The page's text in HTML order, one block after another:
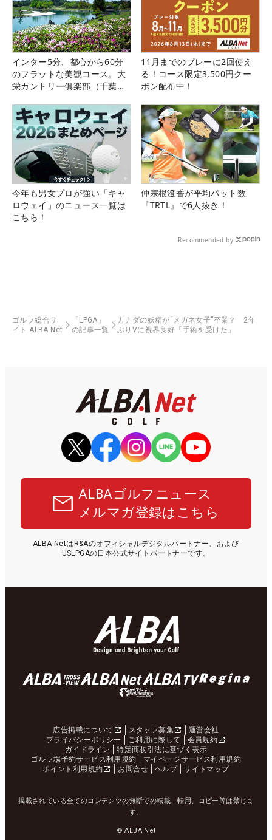
インター5分、都心から60分
のフラットな美観コース。大
栄カントリー俱楽部（千葉
11月までのプレーに2回使え
る！コース限定3,500円クー
ポン配布中！
今年も男女プロが強い「キャ
ロウェイ」のニュース一覧は
こちら！
仲宗根澄香が平均パット数
『TRTL』で6人抜き！
Recommended by
ゴルフ総合サ
イト ALBA Net
「LPGA」
の記事一覧
カナダの妖精が“メガネ女子”卒業？ 2年
ぶりVに視界良好「手術を受けた」
ALBAゴルフニュース
メルマガ登録はこちら
ALBA NetはR&Aのオフィシャルデジタルパートナー、および
USLPGAの日本公式サイトパートナーです。
広告掲載について スタッフ募集
運営会社
プライバシーポリシー
ご利用に際して
会員規約
ガイドライン
特定商取引法に基づく表示
ゴルフ場予約サービス利用規約
マイページサービス利用規約
ポイント利用規約
お問合せ ヘルプ サイトマップ
掲載されている全てのコンテンツの無断での転載、転用、コピー等は禁じま
す。
© ALBA Net